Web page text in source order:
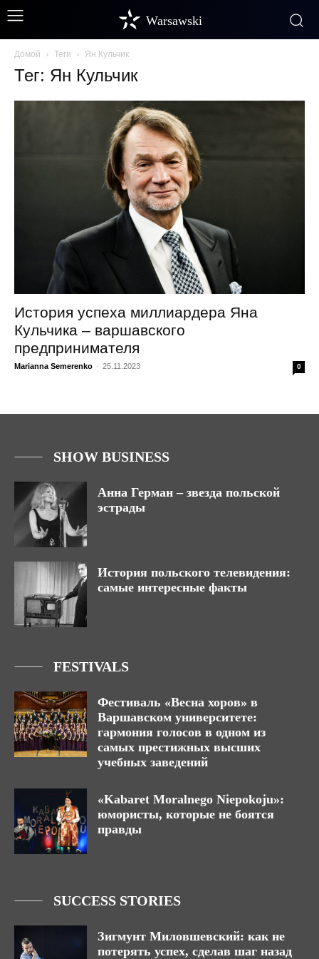
Warsawski
Домой Теги Ян Кульчик
Тег: Ян Кульчик
История успеха миллиардера Яна
Кульчика – варшавского
предпринимателя
Marianna Semerenko - 25.11.2023 0
SHOW BUSINESS
Анна Герман – звезда польской
эстрады
История польского телевидения:
самые интересные факты
FESTIVALS
Фестиваль «Весна хоров» в
Варшавском университете:
гармония голосов в одном из
самых престижных высших
учебных заведений
«Kabaret Moralnego Niepokoju»:
юмористы, которые не боятся
правды
SUCCESS STORIES
Зигмунт Миловшевский: как не
потерять успех, сделав шаг назад